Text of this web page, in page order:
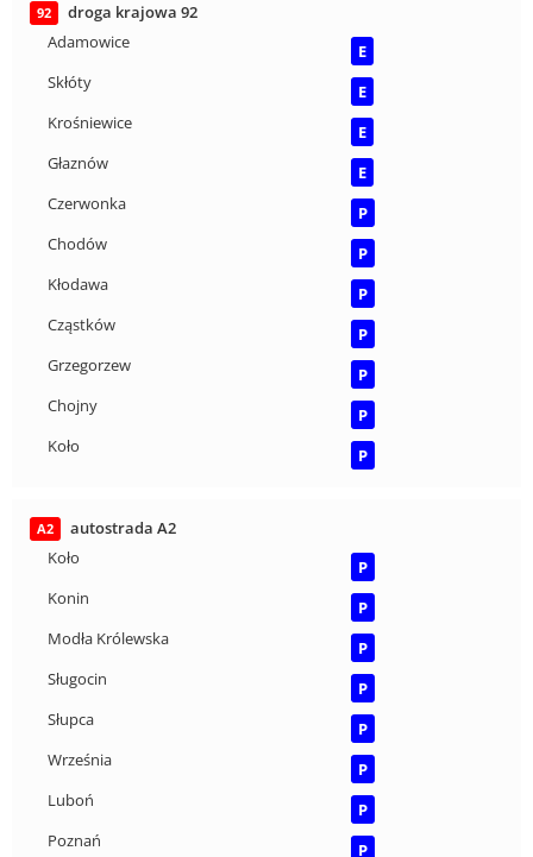
92
droga krajowa 92
Adamowice
E
Skłóty
E
Krośniewice
E
Głaznów
E
Czerwonka
P
Chodów
P
Kłodawa
P
Cząstków
P
Grzegorzew
P
Chojny
P
Koło
P
A2
autostrada A2
Koło
P
Konin
P
Modła Królewska
P
Sługocin
P
Słupca
P
Września
P
Luboń
P
Poznań
P